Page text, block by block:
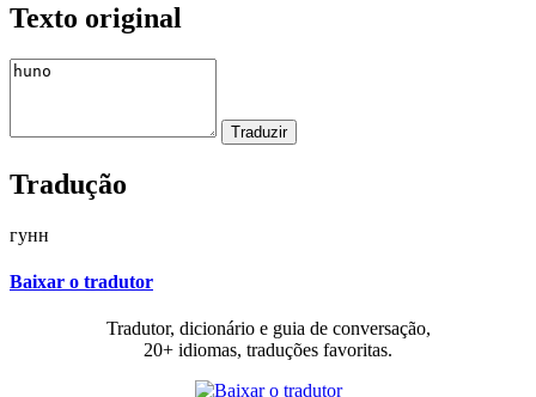
Texto original
Tradução
гунн
Baixar o tradutor
Tradutor, dicionário e guia de conversação,
20+ idiomas, traduções favoritas.